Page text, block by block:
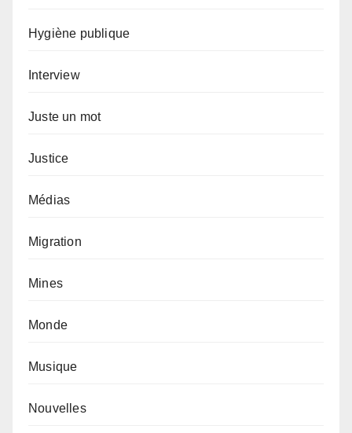
Hygiène publique
Interview
Juste un mot
Justice
Médias
Migration
Mines
Monde
Musique
Nouvelles